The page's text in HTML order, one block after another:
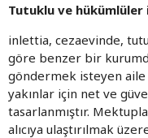
Tutuklu ve
inlettia, cezaevinde,
göre benzer bir
göndermek isteyen
yakınlar için net ve
tasarlanmıştır.
alıcıya ulaştırılmak